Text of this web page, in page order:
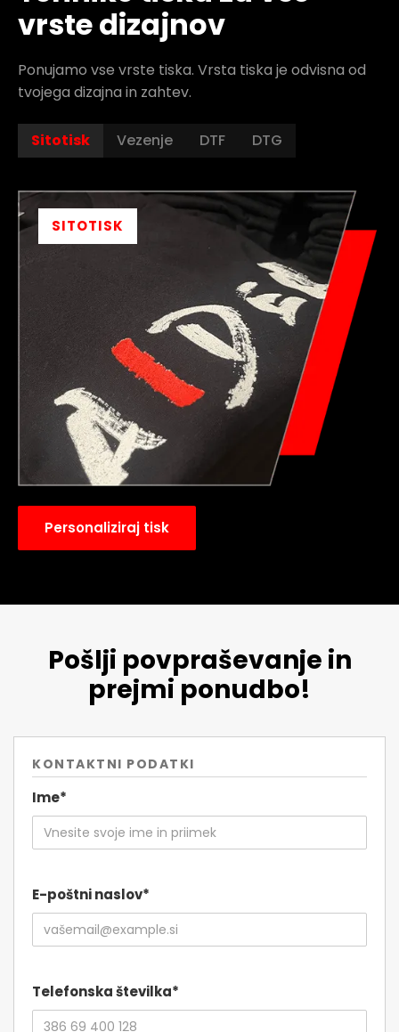
vrste dizajnov
Ponujamo vse vrste tiska. Vrsta tiska je odvisna od
tvojega dizajna in zahtev.
Sitotisk Vezenje DTF DTG
SITOTISK
Personaliziraj tisk
Pošlji povpraševanje in
prejmi ponudbo!
KONTAKTNI PODATKI
Ime*
E-poštni naslov*
Telefonska številka*